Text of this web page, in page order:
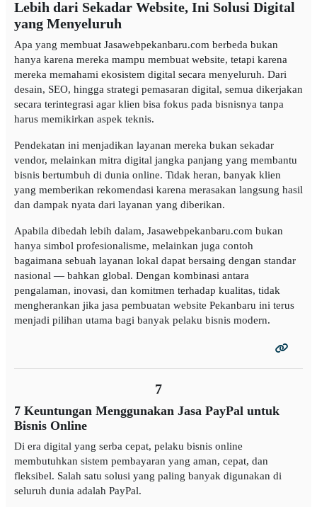
Lebih dari Sekadar Website, Ini Solusi Digital
yang Menyeluruh
Apa yang membuat Jasawebpekanbaru.com berbeda bukan
hanya karena mereka mampu membuat website, tetapi karena
mereka memahami ekosistem digital secara menyeluruh. Dari
desain, SEO, hingga strategi pemasaran digital, semua dikerjakan
secara terintegrasi agar klien bisa fokus pada bisnisnya tanpa
harus memikirkan aspek teknis.
Pendekatan ini menjadikan layanan mereka bukan sekadar
vendor, melainkan mitra digital jangka panjang yang membantu
bisnis bertumbuh di dunia online. Tidak heran, banyak klien
yang memberikan rekomendasi karena merasakan langsung hasil
dan dampak nyata dari layanan yang diberikan.
Apabila dibedah lebih dalam, Jasawebpekanbaru.com bukan
hanya simbol profesionalisme, melainkan juga contoh
bagaimana sebuah layanan lokal dapat bersaing dengan standar
nasional — bahkan global. Dengan kombinasi antara
pengalaman, inovasi, dan komitmen terhadap kualitas, tidak
mengherankan jika jasa pembuatan website Pekanbaru ini terus
menjadi pilihan utama bagi banyak pelaku bisnis modern.
7
7 Keuntungan Menggunakan Jasa PayPal untuk
Bisnis Online
Di era digital yang serba cepat, pelaku bisnis online
membutuhkan sistem pembayaran yang aman, cepat, dan
fleksibel. Salah satu solusi yang paling banyak digunakan di
seluruh dunia adalah PayPal.